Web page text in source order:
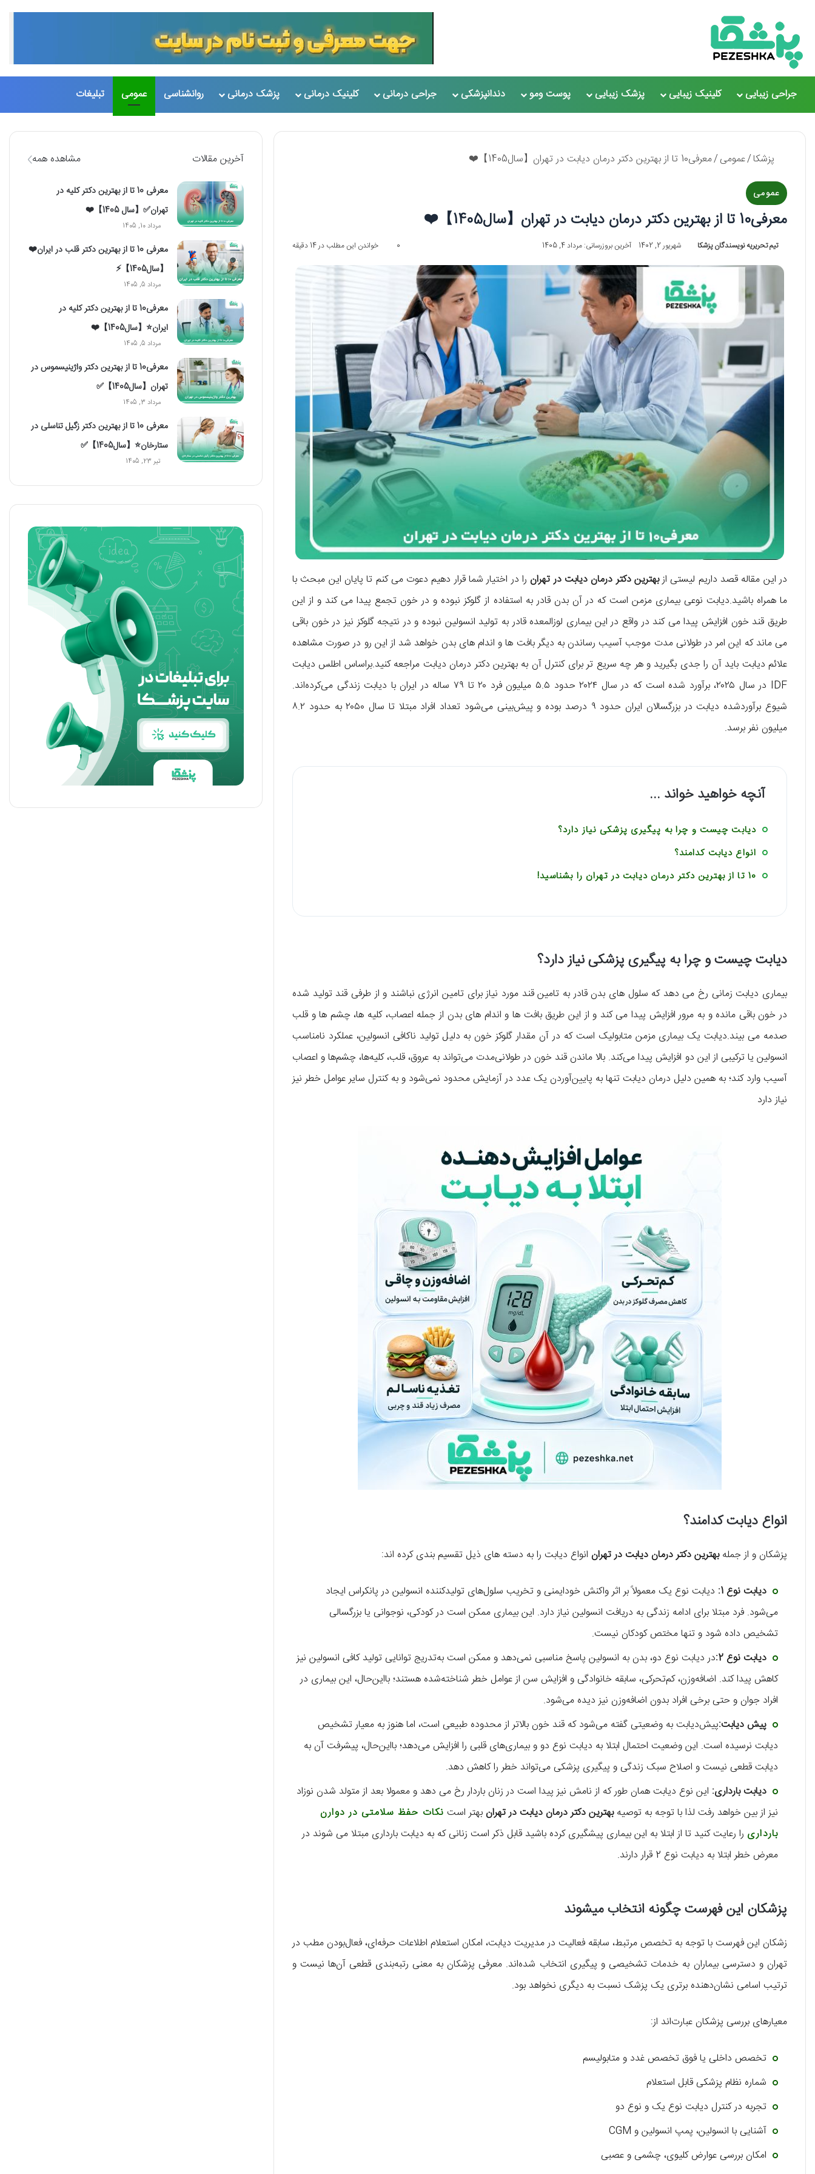
جراحی زیبایی کلینیک زیبایی پزشک زیبایی پوست ومو دندانپزشکی جراحی درمانی کلینیک درمانی پزشک درمانی روانشناسی عمومی تبلیغات
پزشکا/عمومی/معرفی10 تا از بهترین دکتر درمان دیابت در تهران【سال1405】❤️
عمومی
معرفی10 تا از بهترین دکتر درمان دیابت در تهران【سال1405】❤️
تیم تحریریه نویسندگان پزشکا شهریور 2, 1402 آخرین بروزرسانی: مرداد 4, 1405 0 خواندن این مطلب در 14 دقیقه
در این مقاله قصد داریم لیستی ازبهترین دکتر درمان دیابت در تهران را در اختیار شما قرار دهیم دعوت می کنم تا پایان این مبحث با
ما همراه باشید.دیابت نوعی بیماری مزمن است که در آن بدن قادر به استفاده از گلوکز نبوده و در خون تجمع پیدا می کند و از این
طریق قند خون افزایش پیدا می کند در واقع در این بیماری لوزالمعده قادر به تولید انسولین نبوده و در نتیجه گلوکز نیز در خون باقی
می ماند که این امر در طولانی مدت موجب آسیب رساندن به دیگر بافت ها و اندام های بدن خواهد شد از این رو در صورت مشاهده
علائم دیابت باید آن را جدی بگیرید و هر چه سریع تر برای کنترل آن به بهترین دکتر درمان دیابت مراجعه کنید.براساس اطلس دیابت
IDF در سال ۲۰۲۵، برآورد شده است که در سال ۲۰۲۴ حدود ۵.۵ میلیون فرد ۲۰ تا ۷۹ ساله در ایران با دیابت زندگی می‌کرده‌اند.
شیوع برآوردشده دیابت در بزرگسالان ایران حدود ۹ درصد بوده و پیش‌بینی می‌شود تعداد افراد مبتلا تا سال ۲۰۵۰ به حدود ۸.۲
میلیون نفر برسد.
آنچه خواهید خواند ...
دیابت چیست و چرا به پیگیری پزشکی نیاز دارد؟
انواع دیابت کدامند؟
10 تا از بهترین دکتر درمان دیابت در تهران را بشناسید!
دیابت چیست و چرا به پیگیری پزشکی نیاز دارد؟
بیماری دیابت زمانی رخ می دهد که سلول های بدن قادر به تامین قند مورد نیاز برای تامین انرژی نباشند و از طرفی قند تولید شده
در خون باقی مانده و به مرور افزایش پیدا می کند و از این طریق بافت ها و اندام های بدن از جمله اعصاب، کلیه ها، چشم ها و قلب
صدمه می بیند.دیابت یک بیماری مزمن متابولیک است که در آن مقدار گلوکز خون به دلیل تولید ناکافی انسولین، عملکرد نامناسب
انسولین یا ترکیبی از این دو افزایش پیدا می‌کند. بالا ماندن قند خون در طولانی‌مدت می‌تواند به عروق، قلب، کلیه‌ها، چشم‌ها و اعصاب
آسیب وارد کند؛ به همین دلیل درمان دیابت تنها به پایین‌آوردن یک عدد در آزمایش محدود نمی‌شود و به کنترل سایر عوامل خطر نیز
نیاز دارد
انواع دیابت کدامند؟
پزشکان و از جملهبهترین دکتر درمان دیابت در تهران انواع دیابت را به دسته های ذیل تقسیم بندی کرده اند:
دیابت نوع 1:
دیابت نوع یک معمولاً بر اثر واکنش خودایمنی و تخریب سلول‌های تولیدکننده انسولین در پانکراس ایجاد
می‌شود. فرد مبتلا برای ادامه زندگی به دریافت انسولین نیاز دارد. این بیماری ممکن است در کودکی، نوجوانی یا بزرگسالی
تشخیص داده شود و تنها مختص کودکان نیست.
دیابت نوع 2:
در دیابت نوع دو، بدن به انسولین پاسخ مناسبی نمی‌دهد و ممکن است به‌تدریج توانایی تولید کافی انسولین نیز
کاهش پیدا کند. اضافه‌وزن، کم‌تحرکی، سابقه خانوادگی و افزایش سن از عوامل خطر شناخته‌شده هستند؛ بااین‌حال، این بیماری در
افراد جوان و حتی برخی افراد بدون اضافه‌وزن نیز دیده می‌شود.
پیش دیابت:پیش‌دیابت به وضعیتی گفته می‌شود که قند خون بالاتر از محدوده طبیعی است، اما هنوز به معیار تشخیص
دیابت نرسیده است. این وضعیت احتمال ابتلا به دیابت نوع دو و بیماری‌های قلبی را افزایش می‌دهد؛ بااین‌حال، پیشرفت آن به
دیابت قطعی نیست و اصلاح سبک زندگی و پیگیری پزشکی می‌تواند خطر را کاهش دهد.
دیابت بارداری: این نوع دیابت همان طور که از نامش نیز پیدا است در زنان باردار رخ می دهد و معمولا بعد از متولد شدن نوزاد
نیز از بین خواهد رفت لذا با توجه به توصیهبهترین دکتر درمان دیابت در تهران بهتر است نکات حفظ سلامتی در دوارن
بارداری را رعایت کنید تا از ابتلا به این بیماری پیشگیری کرده باشید قابل ذکر است زنانی که به دیابت بارداری مبتلا می شوند در
معرض خطر ابتلا به دیابت نوع 2 قرار دارند.
پزشکان این فهرست چگونه انتخاب میشوند
زشکان این فهرست با توجه به تخصص مرتبط، سابقه فعالیت در مدیریت دیابت، امکان استعلام اطلاعات حرفه‌ای، فعال‌بودن مطب در
تهران و دسترسی بیماران به خدمات تشخیصی و پیگیری انتخاب شده‌اند. معرفی پزشکان به معنی رتبه‌بندی قطعی آن‌ها نیست و
ترتیب اسامی نشان‌دهنده برتری یک پزشک نسبت به دیگری نخواهد بود.
معیارهای بررسی پزشکان عبارت‌اند از:
تخصص داخلی یا فوق تخصص غدد و متابولیسم
شماره نظام پزشکی قابل استعلام
تجربه در کنترل دیابت نوع یک و نوع دو
آشنایی با انسولین، پمپ انسولین و CGM
امکان بررسی عوارض کلیوی، چشمی و عصبی
آخرین مقالات مشاهده همه
معرفی 10 تا از بهترین دکتر کلیه در
تهران✅【سال 1405】❤️
مرداد 10, 1405
معرفی 10 تا از بهترین دکتر قلب در ایران❤️
【سال1405】⚡️
مرداد 5, 1405
معرفی10 تا از بهترین دکتر کلیه در
ایران⭐【سال1405】❤️
مرداد 5, 1405
معرفی10 تا از بهترین دکتر واژینیسموس در
تهران【سال1405】✅
مرداد 3, 1405
معرفی 10 تا از بهترین دکتر زگیل تناسلی در
ستارخان⭐【سال1405】✅
تیر 23, 1405